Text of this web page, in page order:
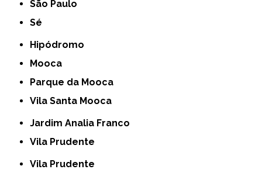
São Paulo
Sé
Hipódromo
Mooca
Parque da Mooca
Vila Santa Mooca
Jardim Analia Franco
Vila Prudente
Vila Prudente